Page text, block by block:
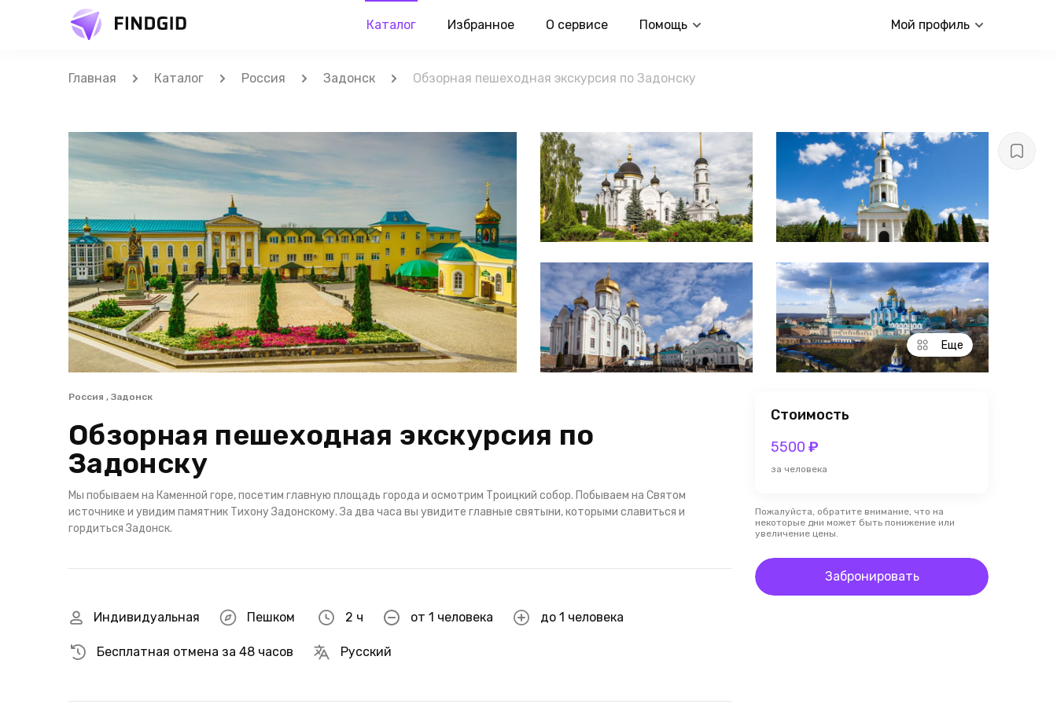
Каталог Избранное О сервисе Помощь Мой профиль
Главная Каталог Россия Задонск Обзорная пешеходная экскурсия по Задонску
Еще
Россия , Задонск
Обзорная пешеходная экскурсия по
Задонску
Мы побываем на Каменной горе, посетим главную площадь города и осмотрим Троицкий собор. Побываем на Святом
источнике и увидим памятник Тихону Задонскому. За два часа вы увидите главные святыни, которыми славиться и
гордиться Задонск.
Индивидуальная Пешком 2 ч от 1 человека до 1 человека
Бесплатная отмена за 48 часов Русский
Стоимость
5500 ₽
за человека
Пожалуйста, обратите внимание, что на
некоторые дни может быть понижение или
увеличение цены.
Забронировать